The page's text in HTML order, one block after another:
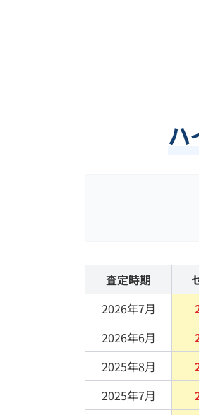
ハ
査定時期
2026年7月
2026年6月
2025年8月
2025年7月